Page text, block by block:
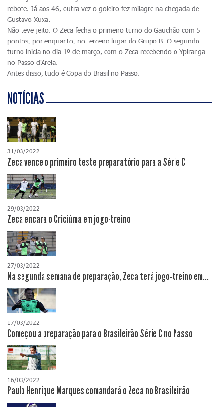
rebote. Já aos 46, outra vez o goleiro fez milagre na chegada de
Gustavo Xuxa.
Não teve jeito. O Zeca fecha o primeiro turno do Gauchão com 5
pontos, por enquanto, no terceiro lugar do Grupo B. O segundo
turno inicia no dia 1º de março, com o Zeca recebendo o Ypiranga
no Passo d'Areia.
Antes disso, tudo é Copa do Brasil no Passo.
NOTÍCIAS
31/03/2022
Zeca vence o primeiro teste preparatório para a Série C
29/03/2022
Zeca encara o Criciúma em jogo-treino
27/03/2022
Na segunda semana de preparação, Zeca terá jogo-treino em...
17/03/2022
Começou a preparação para o Brasileirão Série C no Passo
16/03/2022
Paulo Henrique Marques comandará o Zeca no Brasileirão